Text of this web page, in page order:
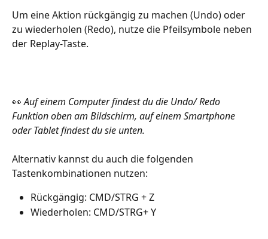
Um eine Aktion rückgängig zu machen (Undo) oder
zu wiederholen (Redo), nutze die Pfeilsymbole neben
der Replay-Taste.
👀 Auf einem Computer findest du die Undo/ Redo
Funktion oben am Bildschirm, auf einem Smartphone
oder Tablet findest du sie unten.
Alternativ kannst du auch die folgenden
Tastenkombinationen nutzen:
Rückgängig: CMD/STRG + Z
Wiederholen: CMD/STRG+ Y